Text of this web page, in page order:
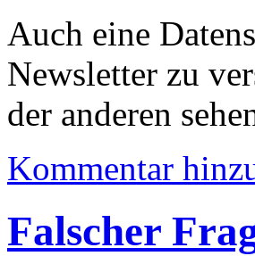
Auch eine
Newsletter zu
der anderen
Kommentar
Falscher